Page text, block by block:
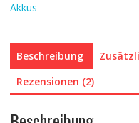
Akkus
Beschreibung
Rezensionen (2)